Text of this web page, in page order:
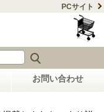
PCサイト
お問い合わせ